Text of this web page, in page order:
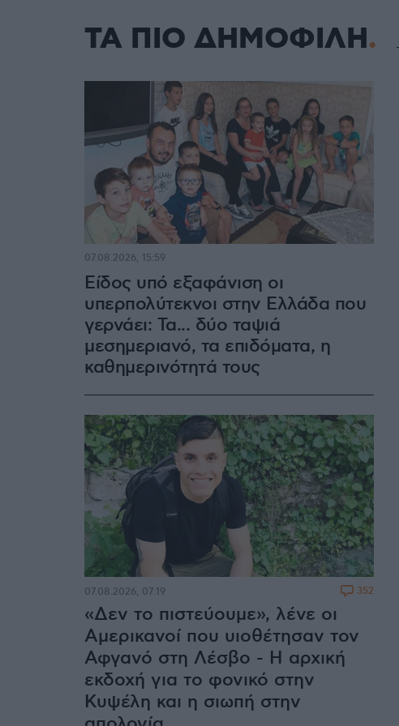
ΤΑ ΠΙΟ ΔΗΜΟΦΙΛΗ
Είδος υπό εξαφάνιση οι
υπερπολύτεκνοι στην Ελλάδα που
γερνάει: Τα... δύο ταψιά
μεσημεριανό, τα επιδόματα, η
καθημερινότητά τους
07.08.2026, 15:59
«Δεν το πιστεύουμε», λένε οι
Αμερικανοί που υιοθέτησαν τον
Αφγανό στη Λέσβο - Η αρχική
εκδοχή για το φονικό στην
Κυψέλη και η σιωπή στην
07.08.2026, 07:19 352